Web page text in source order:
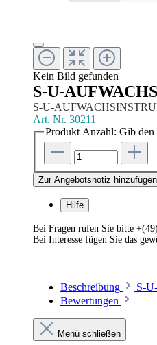
Kein Bild gefunden
S-U-
S-U-
Art. Nr. 30211
Produkt Anzahl: Gib den
Zur Angebotsnotiz hinzufügen
Hilfe
Bei Fragen rufen Sie bitte
Bei Interesse fügen Sie das
Beschreibung
S-
Bewertungen
Menü schließen